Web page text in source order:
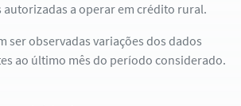
a operar em crédito rural.
ser observadas variações dos dados
ao último mês do período considerado.